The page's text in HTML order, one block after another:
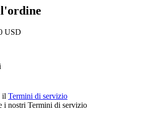
USD
il Termini di servizio
i nostri Termini di servizio